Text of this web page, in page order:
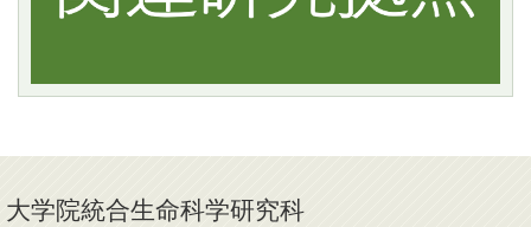
大学院統合生命科学研究科